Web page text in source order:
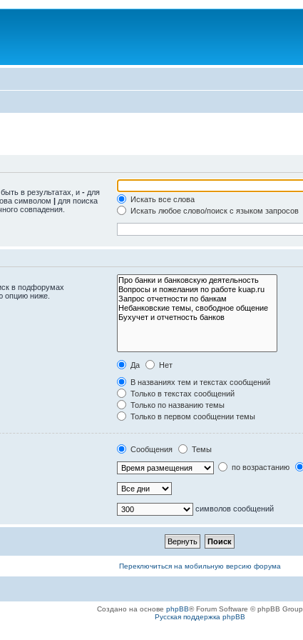
в результатах, и - для
символом | для поиска
совпадения.
Искать все слова
Искать любое слово/поиск с языком запросов
в подфорумах
опцию ниже.
Да
Нет
В названиях тем и текстах сообщений
Только в текстах сообщений
Только по названию темы
Только в первом сообщении темы
Сообщения
Темы
по возрастанию
символов сообщений
Переключиться на мобильную версию форума
Создано на основе phpBB® Forum Software © phpBB Group
Русская поддержка phpBB